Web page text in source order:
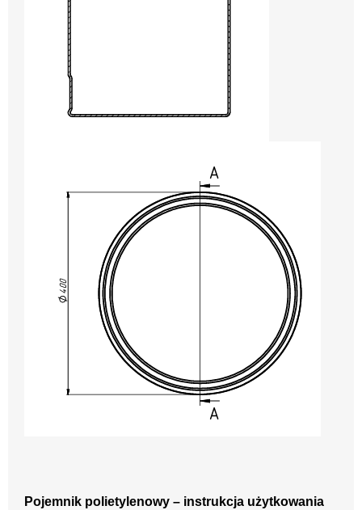
Pojemnik polietylenowy – instrukcja użytkowania